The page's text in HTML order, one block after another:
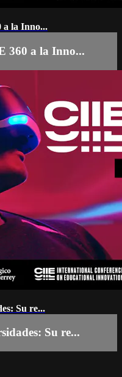
a la Inno...
360 a la Inno...
Su re...
Su re...